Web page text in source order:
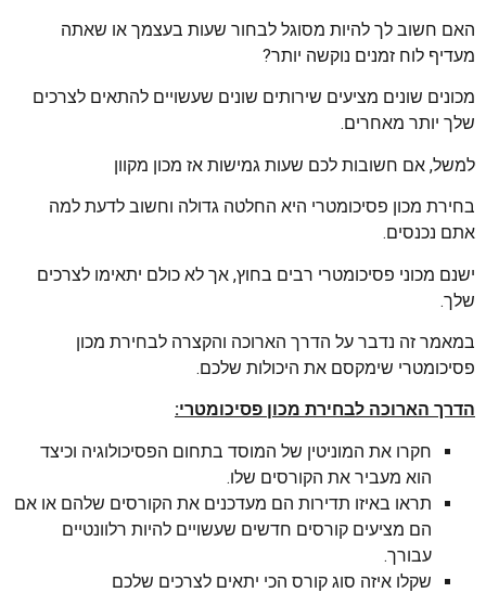
האם חשוב לך להיות מסוגל לבחור שעות בעצמך או שאתה
מעדיף לוח זמנים נוקשה יותר?
מכונים שונים מציעים שירותים שונים שעשויים להתאים לצרכים
שלך יותר מאחרים.
למשל, אם חשובות לכם שעות גמישות אז מכון מקוון
בחירת מכון פסיכומטרי היא החלטה גדולה וחשוב לדעת למה
אתם נכנסים.
ישנם מכוני פסיכומטרי רבים בחוץ, אך לא כולם יתאימו לצרכים
שלך.
במאמר זה נדבר על הדרך הארוכה והקצרה לבחירת מכון
פסיכומטרי שימקסם את היכולות שלכם.
הדרך הארוכה לבחירת מכון פסיכומטרי:
חקרו את המוניטין של המוסד בתחום הפסיכולוגיה וכיצד
הוא מעביר את הקורסים שלו.
תראו באיזו תדירות הם מעדכנים את הקורסים שלהם או אם
הם מציעים קורסים חדשים שעשויים להיות רלוונטיים
עבורך.
שקלו איזה סוג קורס הכי יתאים לצרכים שלכם